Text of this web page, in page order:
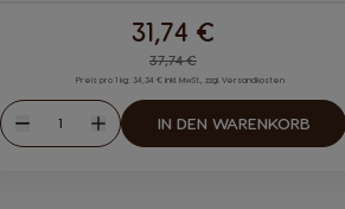
Regular Price
37,74 €
31,74 €
Preis pro 1 kg: 34,34 € inkl. MwSt., zzgl. Versandkosten
Abnahme
Menge
Zunahme
IN DEN WARENKORB